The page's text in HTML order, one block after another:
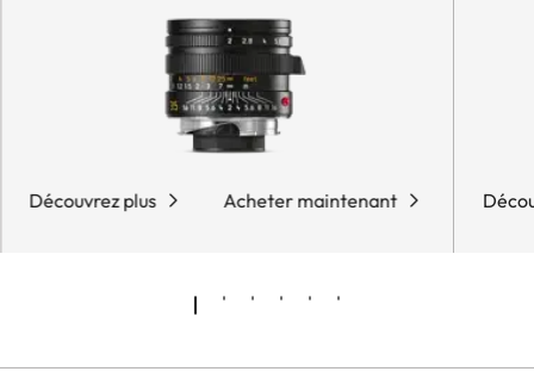
Découvrez plus Acheter maintenant